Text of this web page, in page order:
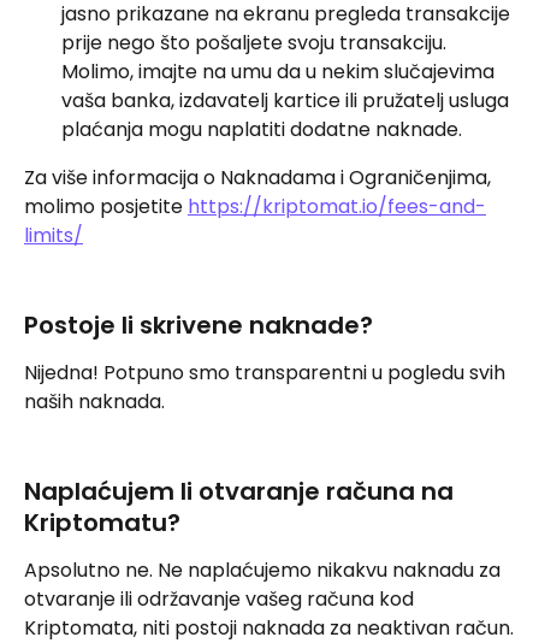
jasno prikazane na ekranu pregleda transakcije
prije nego što pošaljete svoju transakciju.
Molimo, imajte na umu da u nekim slučajevima
vaša banka, izdavatelj kartice ili pružatelj usluga
plaćanja mogu naplatiti dodatne naknade.
Za više informacija o Naknadama i Ograničenjima,
molimo posjetite https://kriptomat.io/fees-and-
limits/
Postoje li skrivene naknade?
Nijedna! Potpuno smo transparentni u pogledu svih
naših naknada.
Naplaćujem li otvaranje računa na
Kriptomatu?
Apsolutno ne. Ne naplaćujemo nikakvu naknadu za
otvaranje ili održavanje vašeg računa kod
Kriptomata, niti postoji naknada za neaktivan račun.